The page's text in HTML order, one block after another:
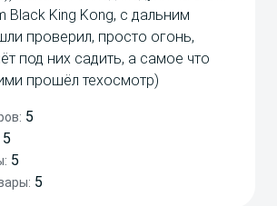
Black King Kong, с дальним
проверил, просто огонь,
под них садить, а самое что
прошёл техосмотр)
5
5
5
5